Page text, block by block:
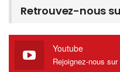
Retrouvez-nous
Youtube
Rejoignez-nous sur